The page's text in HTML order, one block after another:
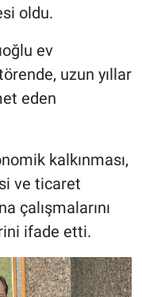
oldu.
ev
uzun yıllar
eden
kalkınması,
ve ticaret
çalışmalarını
ifade etti.